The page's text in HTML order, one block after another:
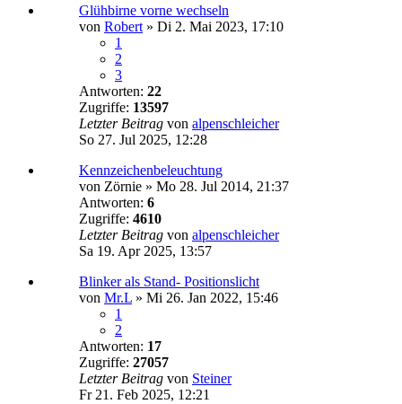
Glühbirne vorne wechseln
von Robert » Di 2. Mai 2023, 17:10
1
2
3
Antworten: 22
Zugriffe: 13597
Letzter Beitrag von alpenschleicher
So 27. Jul 2025, 12:28
Kennzeichenbeleuchtung
von Zörnie » Mo 28. Jul 2014, 21:37
Antworten: 6
Zugriffe: 4610
Letzter Beitrag von alpenschleicher
Sa 19. Apr 2025, 13:57
Blinker als Stand- Positionslicht
von Mr.L » Mi 26. Jan 2022, 15:46
1
2
Antworten: 17
Zugriffe: 27057
Letzter Beitrag von Steiner
Fr 21. Feb 2025, 12:21